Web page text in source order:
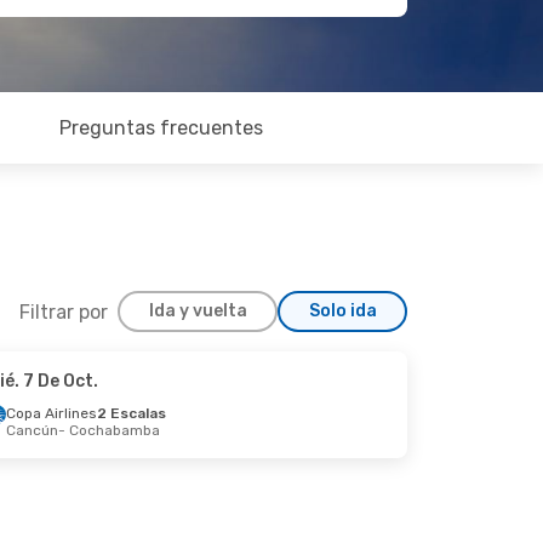
Preguntas frecuentes
Filtrar por Ida y vuelta Solo ida
3 De Sep.
Directo
7 De Oct.
Copa Airlines2 Escalas
Cancún- Cochabamba